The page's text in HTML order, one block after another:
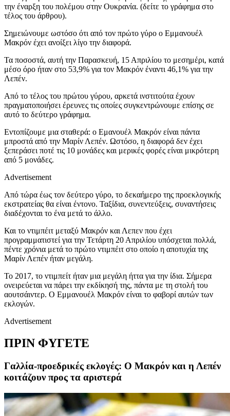
την έναρξη του πολέμου στην Ουκρανία. (δείτε το γράφημα στο
τέλος του άρθρου).
Σημειώνουμε ωστόσο ότι από τον πρώτο γύρο ο Εμμανουέλ
Μακρόν έχει ανοίξει λίγο την διαφορά.
Τα ποσοστά, αυτή την Παρασκευή, 15 Απριλίου το μεσημέρι, κατά
μέσο όρο ήταν στο 53,9% για τον Μακρόν έναντι 46,1% για την
Λεπέν.
Από το τέλος του πρώτου γύρου, αρκετά ινστιτούτα έχουν
πραγματοποιήσει έρευνες τις οποίες συγκεντρώνουμε επίσης σε
αυτό το δεύτερο γράφημα.
Εντοπίζουμε μια σταθερά: ο Εμανουέλ Μακρόν είναι πάντα
μπροστά από την Μαρίν Λεπέν. Ωστόσο, η διαφορά δεν έχει
ξεπεράσει ποτέ τις 10 μονάδες και μερικές φορές είναι μικρότερη
από 5 μονάδες.
Advertisement
Από τώρα έως τον δεύτερο γύρο, το δεκαήμερο της προεκλογικής
εκστρατείας θα είναι έντονο. Ταξίδια, συνεντεύξεις, συναντήσεις
διαδέχονται το ένα μετά το άλλο.
Και το ντιμπέιτ μεταξύ Μακρόν και Λεπεν που έχει
προγραμματιστεί για την Τετάρτη 20 Απριλίου υπόσχεται πολλά,
πέντε χρόνια μετά το πρώτο ντιμπέιτ στο οποίο η αποτυχία της
Μαρίν Λεπέν ήταν μεγάλη.
Το 2017, το ντιμπείτ ήταν μια μεγάλη ήττα για την ίδια. Σήμερα
ονειρεύεται να πάρει την εκδίκησή της, πάντα με τη στολή του
αουτσάιντερ. Ο Εμμανουέλ Μακρόν είναι το φαβορί αυτών των
εκλογών.
Advertisement
ΠΡΙΝ ΦΥΓΕΤΕ
Γαλλία-προεδρικές εκλογές: Ο Μακρόν και η Λεπέν
κοιτάζουν προς τα αριστερά